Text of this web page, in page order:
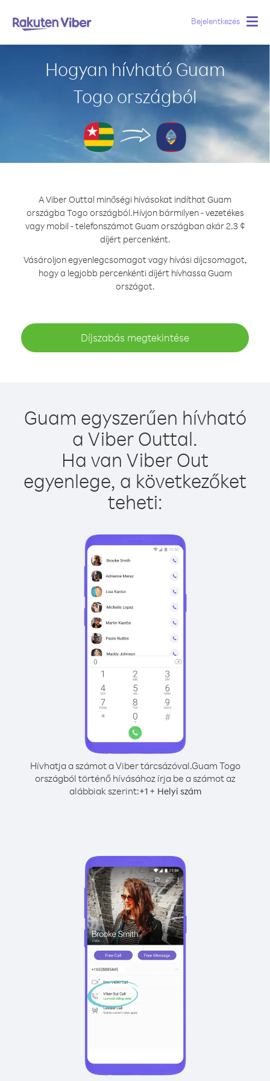
Bejelentkezés
Hogyan hívható Guam
Togo országból
A Viber Outtal minőségi hívásokat indíthat Guam
országba Togo országból.Hívjon bármilyen - vezetékes
vagy mobil - telefonszámot Guam országban akár 2.3 ¢
díjért percenként.
Vásároljon egyenlegcsomagot vagy hívási díjcsomagot,
hogy a legjobb percenkénti díjért hívhassa Guam
országot.
Díjszabás megtekintése
Guam egyszerűen hívható
a Viber Outtal.
Ha van Viber Out
egyenlege, a következőket
teheti:
Hívhatja a számot a Viber tárcsázóval.Guam Togo
országból történő hívásához írja be a számot az
alábbiak szerint:+1+ Helyi szám